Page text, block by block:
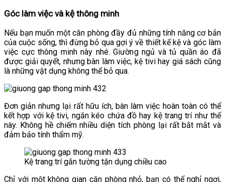
Góc làm việc và kệ thông minh
Nếu bạn muốn một căn phòng đầy đủ những tính năng cơ bản
của cuộc sống, thì đừng bỏ qua gợi ý về thiết kế kệ và góc làm
việc cực thông minh này nhé. Giường ngủ và tủ quần áo đã
được giải quyết, nhưng bàn làm việc, kệ tivi hay giá sách cũng
là những vật dụng không thể bỏ qua.
Đơn giản nhưng lại rất hữu ích, bàn làm việc hoàn toàn có thể
kết hợp với kệ tivi, ngăn kéo chứa đồ hay kệ trang trí như thế
này. Không hề chiếm nhiều diện tích phòng lại rất bắt mắt và
đảm bảo tính thẩm mỹ.
Kệ trang trí gắn tường tận dụng chiều cao
Chỉ với một không gian căn phòng nhỏ, bạn có thể nghỉ ngơi,